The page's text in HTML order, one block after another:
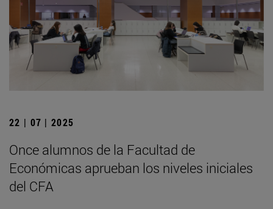
22 | 07 | 2025
Once alumnos de la Facultad de
Económicas aprueban los niveles iniciales
del CFA